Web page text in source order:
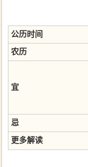
公历时间
农历
宜
忌
更多解读